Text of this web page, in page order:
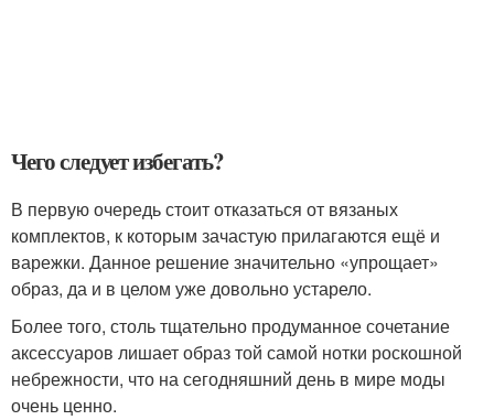
Чего следует избегать?
В первую очередь стоит отказаться от вязаных
комплектов, к которым зачастую прилагаются ещё и
варежки. Данное решение значительно «упрощает»
образ, да и в целом уже довольно устарело.
Более того, столь тщательно продуманное сочетание
аксессуаров лишает образ той самой нотки роскошной
небрежности, что на сегодняшний день в мире моды
очень ценно.